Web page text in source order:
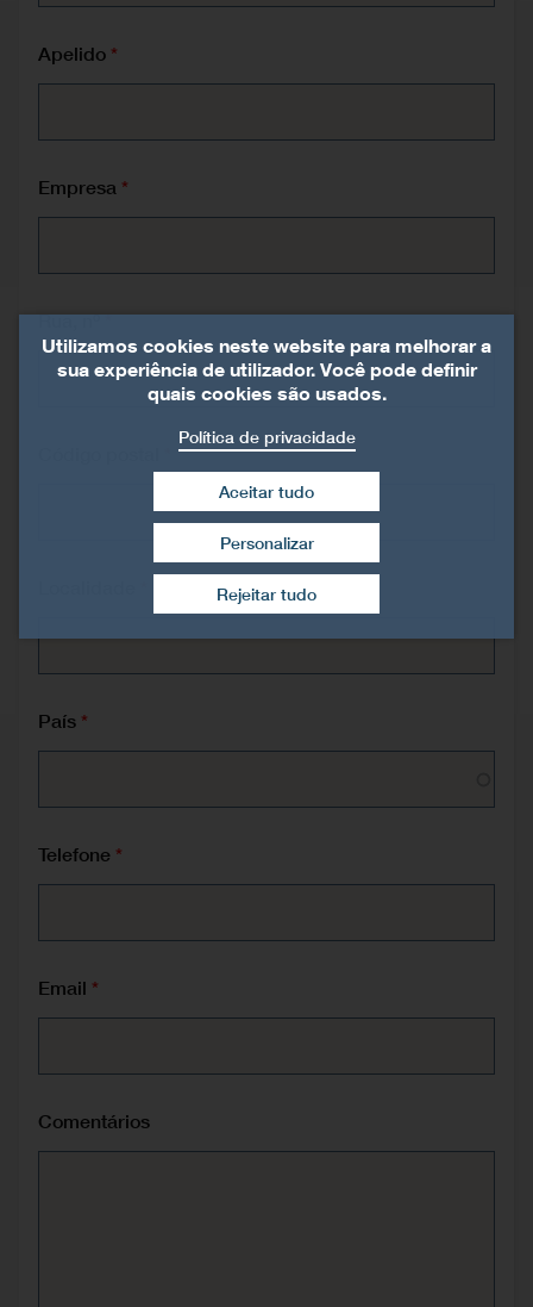
Apelido
Empresa
Rua, nº
País
Telefone
Email
Comentários
Utilizamos cookies neste website para melhorar a
sua experiência de utilizador. Você pode definir
quais cookies são usados.
Política de privacidade
Rejeitar tudo
Aceitar tudo
Retirar consentimento
Personalizar